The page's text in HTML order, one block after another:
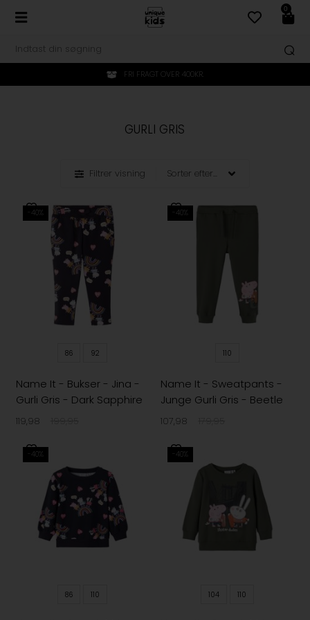
0
FRI FRAGT OVER 400KR.
GURLI GRIS
Filtrer visning
-40%
86 92
Name It - Bukser - Jina -
Gurli Gris - Dark Sapphire
119,98
-40%
110
Name It - Sweatpants -
Junge Gurli Gris - Beetle
107,98
-40%
86 110
-40%
104 110